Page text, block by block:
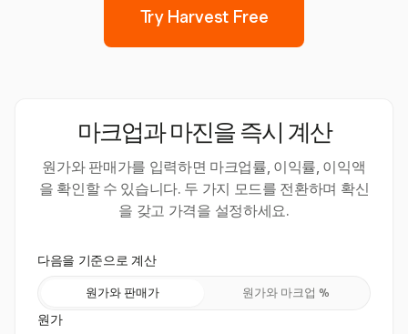
Try Harvest Free
마크업과 마진을 즉시 계산
원가와 판매가를 입력하면 마크업률, 이익률, 이익액
을 확인할 수 있습니다. 두 가지 모드를 전환하며 확신
을 갖고 가격을 설정하세요.
다음을 기준으로 계산
원가와 판매가 원가와 마크업 %
원가